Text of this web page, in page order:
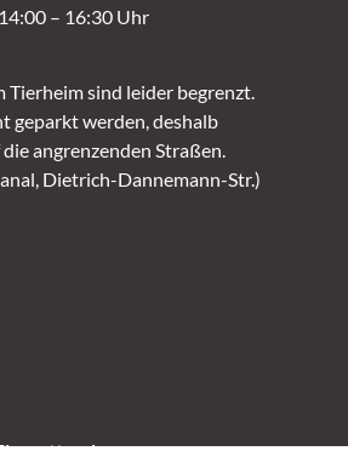
– 16:30 Uhr
Tierheim sind leider begrenzt.
geparkt werden, deshalb
angrenzenden Straßen.
Dietrich-Dannemann-Str.)